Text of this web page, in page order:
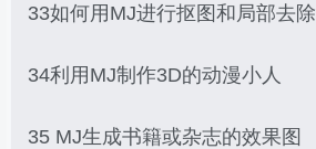
33如何用MJ进行抠图和局部去除
34利用MJ制作3D的动漫小人
35 MJ生成书籍或杂志的效果图